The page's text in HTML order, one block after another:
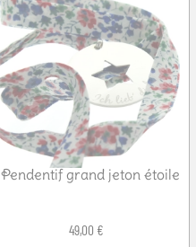
Pendentif grand jeton étoile
49,00 €